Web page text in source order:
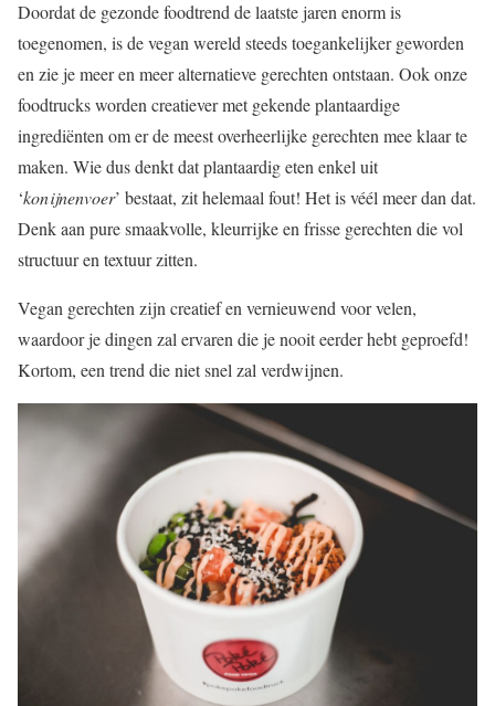
Doordat de gezonde foodtrend de laatste jaren enorm is
toegenomen, is de vegan wereld steeds toegankelijker geworden
en zie je meer en meer alternatieve gerechten ontstaan. Ook onze
foodtrucks worden creatiever met gekende plantaardige
ingrediënten om er de meest overheerlijke gerechten mee klaar te
maken. Wie dus denkt dat plantaardig eten enkel uit
‘konijnenvoer’ bestaat, zit helemaal fout! Het is véél meer dan dat.
Denk aan pure smaakvolle, kleurrijke en frisse gerechten die vol
structuur en textuur zitten.
Vegan gerechten zijn creatief en vernieuwend voor velen,
waardoor je dingen zal ervaren die je nooit eerder hebt geproefd!
Kortom, een trend die niet snel zal verdwijnen.